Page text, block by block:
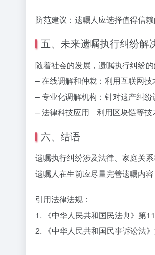
防范建议：遗嘱人应选择值得信
五、未来遗嘱执行纠纷解
随着社会的发展，遗嘱执行纠纷
– 在线调解和仲裁：利用互联网技
– 专业化调解机构：针对遗产纠纷
– 法律科技应用：利用区块链等技
六、结语
遗嘱执行纠纷涉及法律、家庭关
遗嘱人在生前应尽量完善遗嘱内容
引用法律法规：
1. 《中华人民共和国民法典》第
2. 《中华人民共和国民事诉讼法》